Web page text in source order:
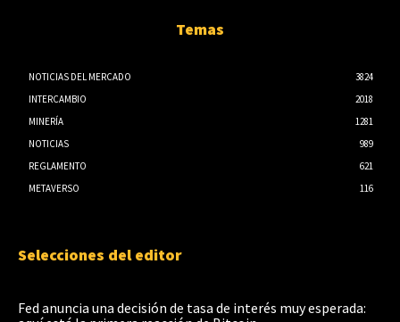
Temas
NOTICIAS DEL MERCADO
3824
INTERCAMBIO
2018
MINERÍA
1281
NOTICIAS
989
REGLAMENTO
621
METAVERSO
116
Selecciones del editor
Fed anuncia una decisión de tasa de interés muy esperada: